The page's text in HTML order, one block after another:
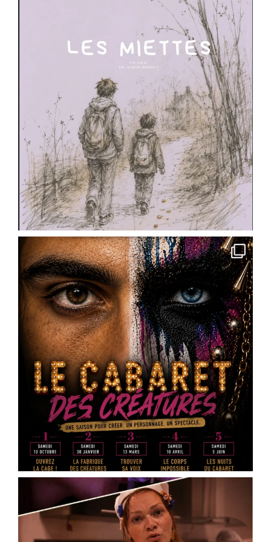
Scène Dramatique Ackermann
🎭 STAGES THEATRE - LE CABARET DES
CRÉATURES OUVRE SES PORTES.
Cette année, pour la saison 2026-2027, nous ne
vous proposons pas une série de stages.
Nous vous invitons à entrer dans un univers.
Pendant cinq rendez-vous répartis tout au long
de la saison, vous donnerez progressivement
naissance à votre propre créature de cabaret à
Ingré près d'Orléans)
Un personnage unique.
Votre personnage.
À chaque...See More
Photo
View on Facebook · Share
Scène Dramatique Ackermann
1 month ago
[THEATRE] Cours Ackermann 🎭 Les
inscriptions sont ouvertes !
L'école de théâtre de la Scène Dramatique
Ackermann lance sa saison 2026-2027.
Cours de théâtre, ateliers, stages, masterclass,
technique oratoire : il y en a pour tous les âges
et toutes les envies.
✨ Pour les enfants : cours préparatoire dès le